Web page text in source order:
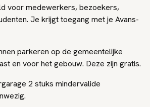
voor medewerkers, bezoekers,
Je krijgt toegang met je Avans-
parkeren op de gemeentelijke
en voor het gebouw. Deze zijn gratis.
2 stuks mindervalide